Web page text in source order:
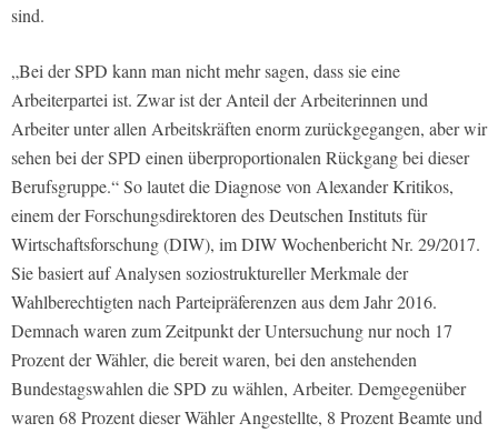
sind.
„Bei der SPD kann man nicht mehr sagen, dass sie eine
Arbeiterpartei ist. Zwar ist der Anteil der Arbeiterinnen und
Arbeiter unter allen Arbeitskräften enorm zurückgegangen, aber wir
sehen bei der SPD einen überproportionalen Rückgang bei dieser
Berufsgruppe.“ So lautet die Diagnose von Alexander Kritikos,
einem der Forschungsdirektoren des Deutschen Instituts für
Wirtschaftsforschung (DIW), im DIW Wochenbericht Nr. 29/2017.
Sie basiert auf Analysen soziostruktureller Merkmale der
Wahlberechtigten nach Parteipräferenzen aus dem Jahr 2016.
Demnach waren zum Zeitpunkt der Untersuchung nur noch 17
Prozent der Wähler, die bereit waren, bei den anstehenden
Bundestagswahlen die SPD zu wählen, Arbeiter. Demgegenüber
waren 68 Prozent dieser Wähler Angestellte, 8 Prozent Beamte und